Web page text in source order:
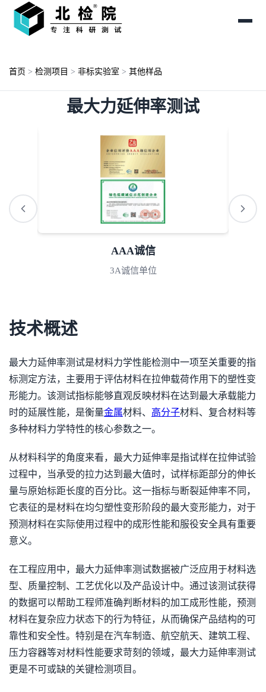
首页 > 检测项目 > 非标实验室 > 其他样品
最大力延伸率测试
AAA诚信
3A诚信单位
技术概述
最大力延伸率测试是材料力学性能检测中一项至关重要的指
标测定方法，主要用于评估材料在拉伸载荷作用下的塑性变
形能力。该测试指标能够直观反映材料在达到最大承载能力
时的延展性能，是衡量金属材料、 高分子材料、复合材料等
多种材料力学特性的核心参数之一。
从材料科学的角度来看，最大力延伸率是指试样在拉伸试验
过程中，当承受的拉力达到最大值时，试样标距部分的伸长
量与原始标距长度的百分比。这一指标与断裂延伸率不同，
它表征的是材料在均匀塑性变形阶段的最大变形能力，对于
预测材料在实际使用过程中的成形性能和服役安全具有重要
意义。
在工程应用中，最大力延伸率测试数据被广泛应用于材料选
型、质量控制、工艺优化以及产品设计中。通过该测试获得
的数据可以帮助工程师准确判断材料的加工成形性能，预测
材料在复杂应力状态下的行为特征，从而确保产品结构的可
靠性和安全性。特别是在汽车制造、航空航天、建筑工程、
压力容器等对材料性能要求苛刻的领域，最大力延伸率测试
更是不可或缺的关键检测项目。